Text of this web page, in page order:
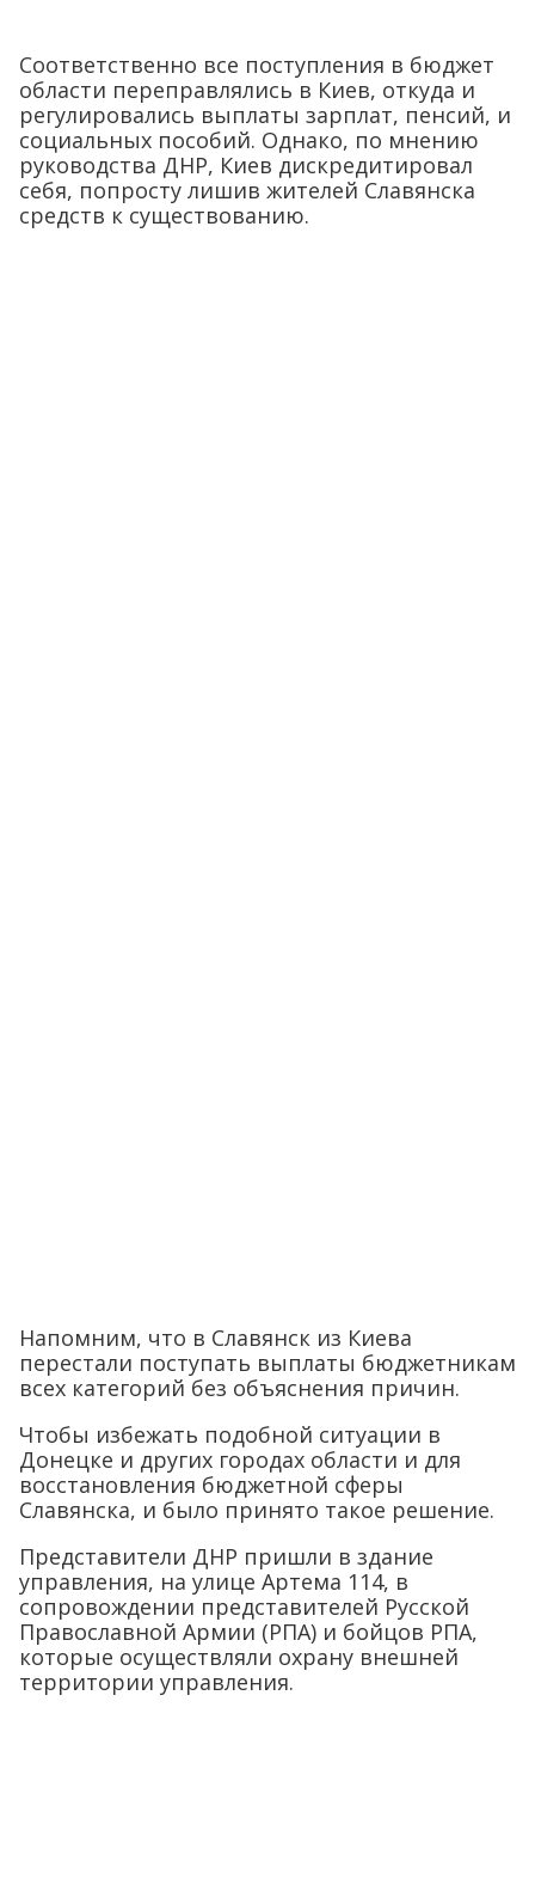
Соответственно все поступления в бюджет
области переправлялись в Киев, откуда и
регулировались выплаты зарплат, пенсий, и
социальных пособий. Однако, по мнению
руководства ДНР, Киев дискредитировал
себя, попросту лишив жителей Славянска
средств к существованию.
Напомним, что в Славянск из Киева
перестали поступать выплаты бюджетникам
всех категорий без объяснения причин.
Чтобы избежать подобной ситуации в
Донецке и других городах области и для
восстановления бюджетной сферы
Славянска, и было принято такое решение.
Представители ДНР пришли в здание
управления, на улице Артема 114, в
сопровождении представителей Русской
Православной Армии (РПА) и бойцов РПА,
которые осуществляли охрану внешней
территории управления.